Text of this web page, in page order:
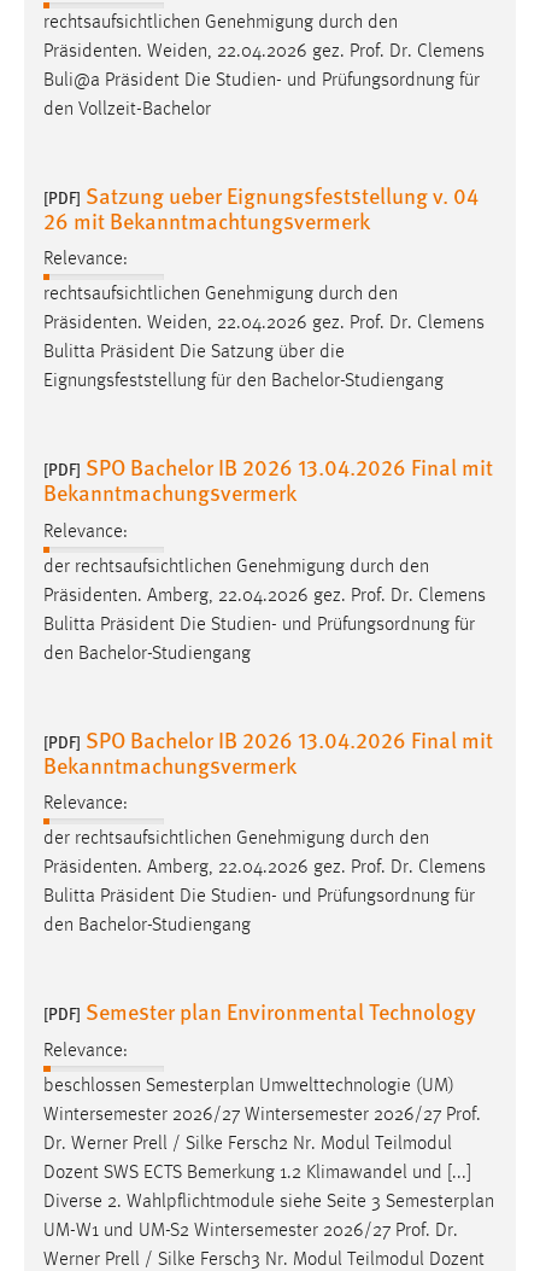
rechtsaufsichtlichen Genehmigung durch den
Präsidenten. Weiden, 22.04.2026 gez. Prof. Dr. Clemens
Buli@a Präsident Die Studien- und Prüfungsordnung für
den Vollzeit-Bachelor
[PDF] Satzung ueber Eignungsfeststellung v. 04
26 mit Bekanntmachtungsvermerk
Relevance:
rechtsaufsichtlichen Genehmigung durch den
Präsidenten. Weiden, 22.04.2026 gez. Prof. Dr. Clemens
Bulitta Präsident Die Satzung über die
Eignungsfeststellung für den Bachelor-Studiengang
[PDF] SPO Bachelor IB 2026 13.04.2026 Final mit
Bekanntmachungsvermerk
Relevance:
der rechtsaufsichtlichen Genehmigung durch den
Präsidenten. Amberg, 22.04.2026 gez. Prof. Dr. Clemens
Bulitta Präsident Die Studien- und Prüfungsordnung für
den Bachelor-Studiengang
[PDF] SPO Bachelor IB 2026 13.04.2026 Final mit
Bekanntmachungsvermerk
Relevance:
der rechtsaufsichtlichen Genehmigung durch den
Präsidenten. Amberg, 22.04.2026 gez. Prof. Dr. Clemens
Bulitta Präsident Die Studien- und Prüfungsordnung für
den Bachelor-Studiengang
[PDF] Semester plan Environmental Technology
Relevance:
beschlossen Semesterplan Umwelttechnologie (UM)
Wintersemester 2026/27 Wintersemester 2026/27 Prof.
Dr. Werner Prell / Silke Fersch2 Nr. Modul Teilmodul
Dozent SWS ECTS Bemerkung 1.2 Klimawandel und [...]
Diverse 2. Wahlpflichtmodule siehe Seite 3 Semesterplan
UM-W1 und UM-S2 Wintersemester 2026/27 Prof. Dr.
Werner Prell / Silke Fersch3 Nr. Modul Teilmodul Dozent